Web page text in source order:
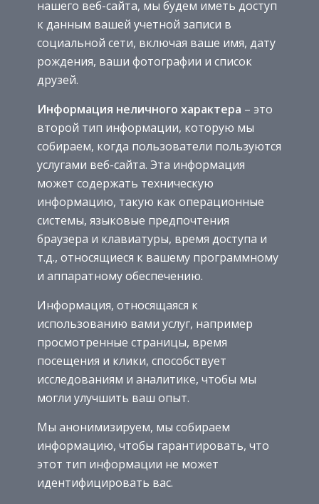
нашего веб-сайта, мы будем иметь доступ
к данным вашей учетной записи в
социальной сети, включая ваше имя, дату
рождения, ваши фотографии и список
друзей.
Информация неличного характера – это
второй тип информации, которую мы
собираем, когда пользователи пользуются
услугами веб-сайта. Эта информация
может содержать техническую
информацию, такую ​​как операционные
системы, языковые предпочтения
браузера и клавиатуры, время доступа и
т.д., относящиеся к вашему программному
и аппаратному обеспечению.
Информация, относящаяся к
использованию вами услуг, например
просмотренные страницы, время
посещения и клики, способствует
исследованиям и аналитике, чтобы мы
могли улучшить ваш опыт.
Мы анонимизируем, мы собираем
информацию, чтобы гарантировать, что
этот тип информации не может
идентифицировать вас.